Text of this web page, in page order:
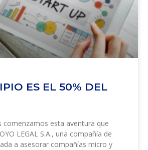
ES EL 50% DEL
comenzamos esta aventura que
LEGAL S.A., una compañía de
a asesorar compañías micro y